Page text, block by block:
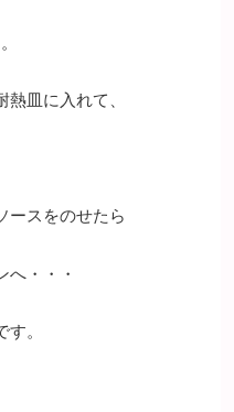
皿に入れて、
ースをのせたら
・・・
。